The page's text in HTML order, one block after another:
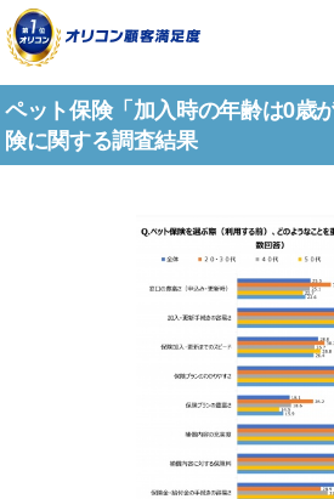
ペット保険「加入時の年齢は0
険に関する調査結果